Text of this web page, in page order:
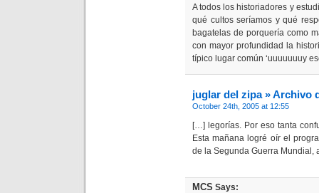
A todos los historiadores y
qué cultos seríamos y qué
bagatelas de porquería como
con mayor profundidad la
típico lugar común ‘uuuuuuuy
juglar del zipa » Archivo
October 24th, 2005 at 12:55
[…] legorías. Por eso tanta
Esta mañana logré oír el
de la Segunda Guerra Mundial,
MCS Says: